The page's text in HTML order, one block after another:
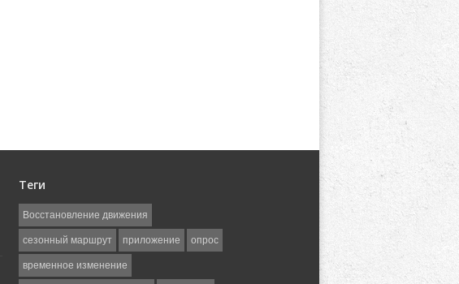
Теги
Восстановление движения
сезонный маршрут приложение опрос
временное изменение